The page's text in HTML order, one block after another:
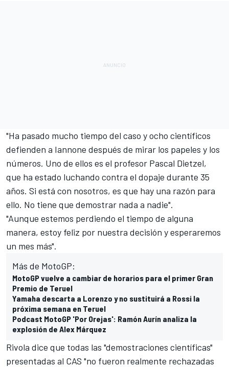
"Ha pasado mucho tiempo del caso y ocho científicos
defienden a Iannone después de mirar los papeles y los
números. Uno de ellos es el profesor Pascal Dietzel,
que ha estado luchando contra el dopaje durante 35
años. Si está con nosotros, es que hay una razón para
ello. No tiene que demostrar nada a nadie".
"Aunque estemos perdiendo el tiempo de alguna
manera, estoy feliz por nuestra decisión y esperaremos
un mes más".
Más de MotoGP:
MotoGP vuelve a cambiar de horarios para el primer Gran
Premio de Teruel
Yamaha descarta a Lorenzo y no sustituirá a Rossi la
próxima semana en Teruel
Podcast MotoGP 'Por Orejas': Ramón Aurín analiza la
explosión de Alex Márquez
Rivola dice que todas las "demostraciones científicas"
presentadas al CAS "no fueron realmente rechazadas